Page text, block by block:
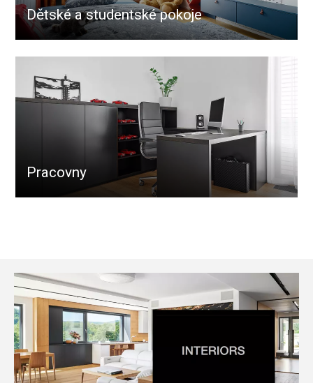
Dětské a studentské pokoje
Pracovny